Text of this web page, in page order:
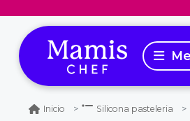
Inicio Silicona pasteleria